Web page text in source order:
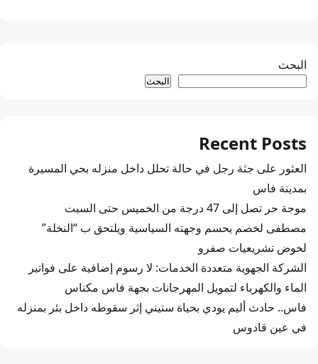
البحث
البحث
Recent Posts
العثور على جثة رجل في حالة تحلل داخل منزله بحي المسيرة
بمدينة فاس
موجة حر تصل إلى 47 درجة من الخميس حتى السبت
مصطفى لخصم يحسم وجهته السياسية ويلتحق ب “النخلة”
لخوض تشريعيات صفرو
الشركة الجهوية متعددة الخدمات: لا رسوم إضافية على فواتير
الماء والكهرباء لتمويل المهرجانات بجهة فاس مكناس
فاس.. حادث أليم يودي بحياة ستيني إثر سقوطه داخل بئر بمنزله
في عين قادوس